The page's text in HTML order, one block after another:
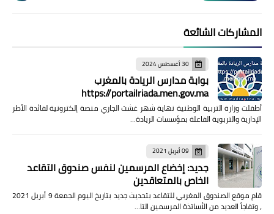
المشاركات الشائعة
30 أغسطس 2024
بوابة مدارس الريادة بالمغرب
https://portailriada.men.gov.ma
أطقلت وزارة التربية الوطنية نهاية شهر غشت الجاري منصة إلكترونية لفائدة الأطر
الإدارية والتربوية الفاعلة بمؤسسات الريادة…
09 أبريل 2021
جديد: إخضاع المرسمين لنفس صندوق التقاعد
الخاص بالمتعاقدين
قام موقع الصندوق المغربي للتقاعد بتحديث جديد بتاريخ اليوم الجمعة 9 أبريل 2021
، وتفاجأ العديد من الأساتذة المرسمين التا…